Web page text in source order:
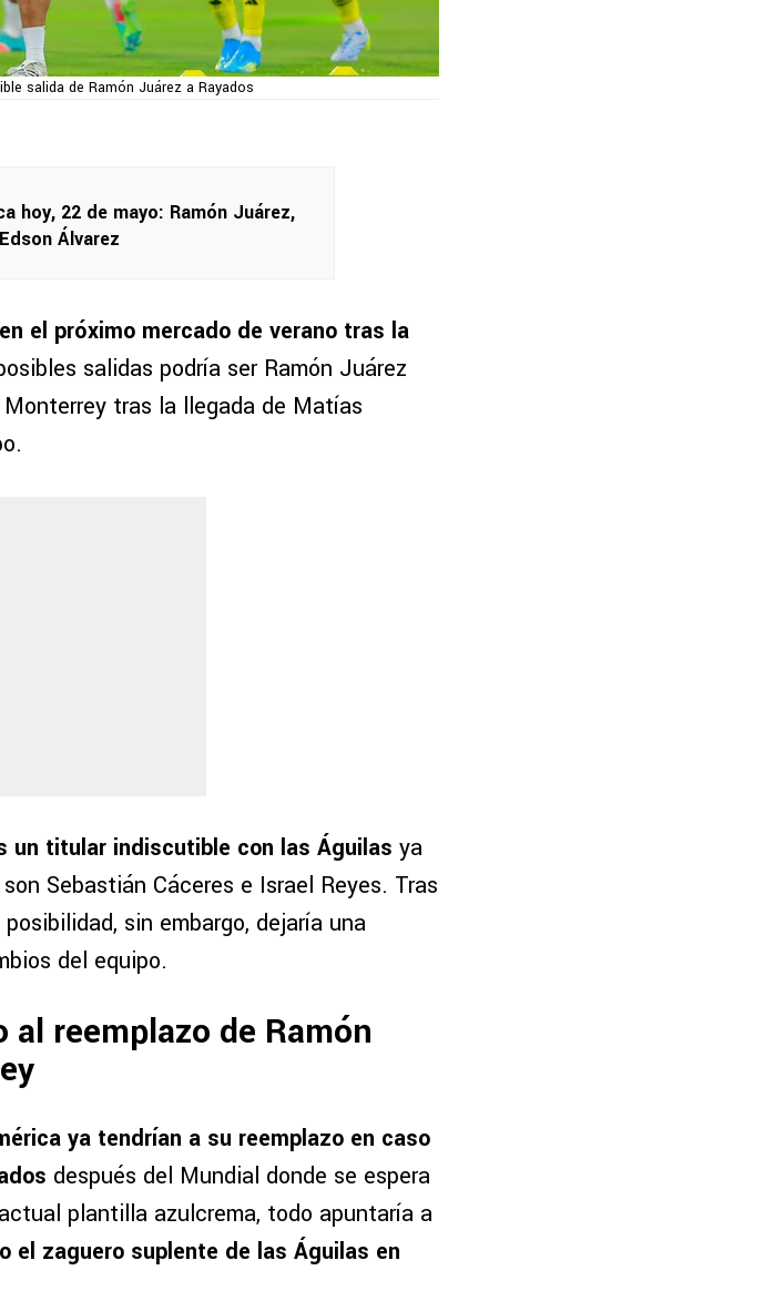
salida de Ramón Juárez a Rayados
hoy, 22 de mayo: Ramón Juárez,
Álvarez
el próximo mercado de verano tras la
salidas podría ser Ramón Juárez
tras la llegada de Matías
un titular indiscutible con las Águilas ya
Sebastián Cáceres e Israel Reyes. Tras
sin embargo, dejaría una
del equipo.
reemplazo de Ramón
ya tendrían a su reemplazo en caso
después del Mundial donde se espera
plantilla azulcrema, todo apuntaría a
el zaguero suplente de las Águilas en